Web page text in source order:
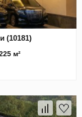
(10181)
м²